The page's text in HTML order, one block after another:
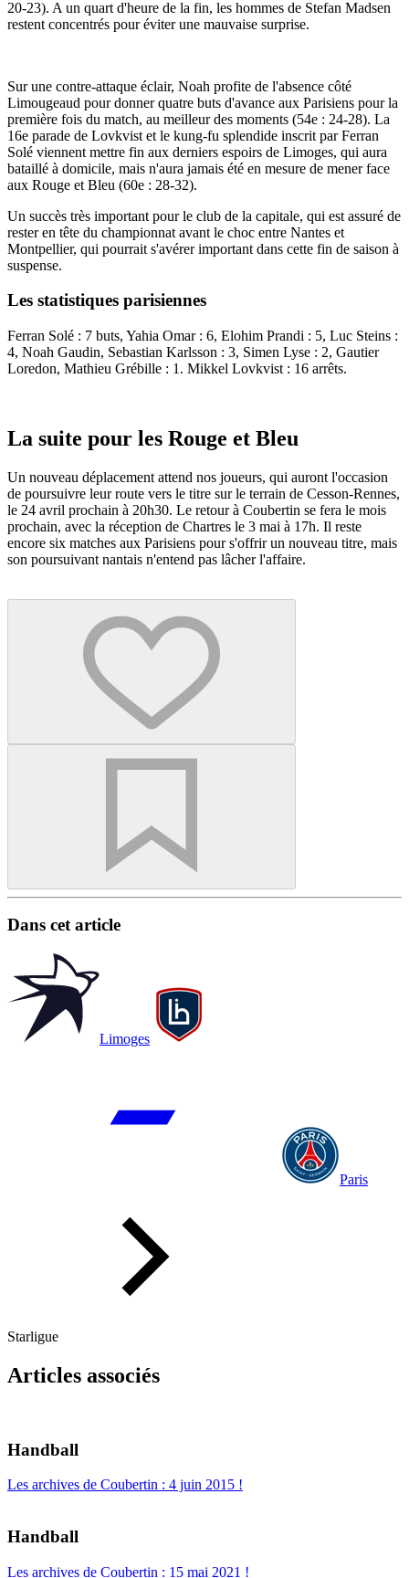
20-23). A un quart d'heure de la fin, les hommes de Stefan Madsen
restent concentrés pour éviter une mauvaise surprise.
Sur une contre-attaque éclair, Noah profite de l'absence côté
Limougeaud pour donner quatre buts d'avance aux Parisiens pour la
première fois du match, au meilleur des moments (54e : 24-28). La
16e parade de Lovkvist et le kung-fu splendide inscrit par Ferran
Solé viennent mettre fin aux derniers espoirs de Limoges, qui aura
bataillé à domicile, mais n'aura jamais été en mesure de mener face
aux Rouge et Bleu (60e : 28-32).
Un succès très important pour le club de la capitale, qui est assuré de
rester en tête du championnat avant le choc entre Nantes et
Montpellier, qui pourrait s'avérer important dans cette fin de saison à
suspense.
Les statistiques parisiennes
Ferran Solé : 7 buts, Yahia Omar : 6, Elohim Prandi : 5, Luc Steins :
4, Noah Gaudin, Sebastian Karlsson : 3, Simen Lyse : 2, Gautier
Loredon, Mathieu Grébille : 1. Mikkel Lovkvist : 16 arrêts.
La suite pour les Rouge et Bleu
Un nouveau déplacement attend nos joueurs, qui auront l'occasion
de poursuivre leur route vers le titre sur le terrain de Cesson-Rennes,
le 24 avril prochain à 20h30. Le retour à Coubertin se fera le mois
prochain, avec la réception de Chartres le 3 mai à 17h. Il reste
encore six matches aux Parisiens pour s'offrir un nouveau titre, mais
son poursuivant nantais n'entend pas lâcher l'affaire.
Dans cet article
Limoges
Paris
Starligue
Articles associés
Handball
Les archives de Coubertin : 4 juin 2015 !
Handball
Les archives de Coubertin : 15 mai 2021 !